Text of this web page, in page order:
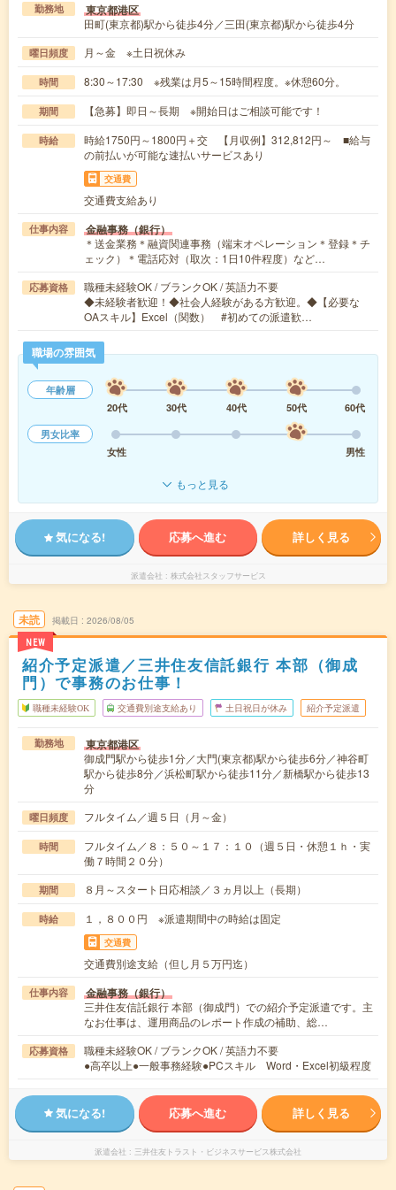
勤務地 東京都港区
田町(東京都)駅から徒歩4分／三田(東京都)駅から徒歩4分
曜日頻度 月～金 ※土日祝休み
時間 8:30～17:30 ※残業は月5～15時間程度。※休憩60分。
期間 【急募】即日～長期 ※開始日はご相談可能です！
時給
時給1750円～1800円＋交 【月収例】312,812円～ ■給与
の前払いが可能な速払いサービスあり
交通費
交通費支給あり
仕事内容 金融事務（銀行）
＊送金業務＊融資関連事務（端末オペレーション＊登録＊チ
ェック）＊電話応対（取次：1日10件程度）など…
応募資格
職種未経験OK / ブランクOK / 英語力不要
◆未経験者歓迎！◆社会人経験がある方歓迎。◆【必要な
OAスキル】Excel（関数） #初めての派遣歓…
職場の雰囲気
年齢層
20代
30代 40代 50代
60代
男女比率
女性
男性
もっと見る
気になる! 応募へ進む 詳しく見る
派遣会社 株式会社スタッフサービス
未読
NEW
掲載日 2026/08/05
紹介予定派遣／三井住友信託銀行 本部（御成
門）で事務のお仕事！
職種未経験OK 交通費別途支給あり 土日祝日が休み 紹介予定派遣
勤務地 東京都港区
御成門駅から徒歩1分／大門(東京都)駅から徒歩6分／神谷町
駅から徒歩8分／浜松町駅から徒歩11分／新橋駅から徒歩13
分
曜日頻度 フルタイム／週５日（月～金）
時間
フルタイム／８：５０～１７：１０（週５日・休憩１ｈ・実
働７時間２０分）
期間 ８月～スタート日応相談／３ヵ月以上（長期）
時給 １，８００円 ※派遣期間中の時給は固定
交通費
交通費別途支給（但し月５万円迄）
仕事内容 金融事務（銀行）
三井住友信託銀行 本部（御成門）での紹介予定派遣です。主
なお仕事は、運用商品のレポート作成の補助、総…
応募資格
職種未経験OK / ブランクOK / 英語力不要
●高卒以上●一般事務経験●PCスキル Word・Excel初級程度
気になる! 応募へ進む 詳しく見る
派遣会社 三井住友トラスト・ビジネスサービス株式会社